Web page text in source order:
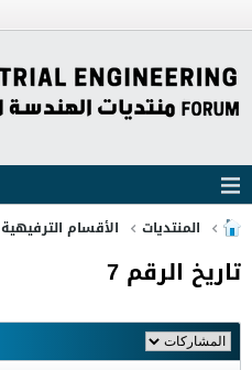
المنتديات الأقسام الترفيهية
تاريخ الرقم 7